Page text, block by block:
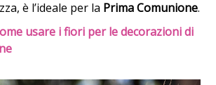
è l’ideale per la Prima Comunione.
usare i fiori per le decorazioni di